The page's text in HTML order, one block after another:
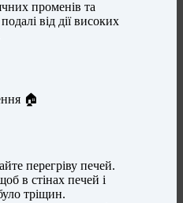
променів та
від дії високих
🏠
перегріву печей.
в стінах печей і
тріщин.